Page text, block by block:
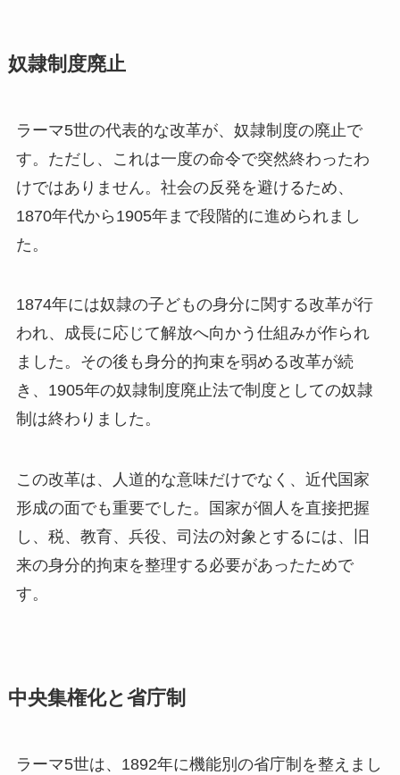
奴隷制度廃止
ラーマ5世の代表的な改革が、奴隷制度の廃止で
す。ただし、これは一度の命令で突然終わったわ
けではありません。社会の反発を避けるため、
1870年代から1905年まで段階的に進められまし
た。
1874年には奴隷の子どもの身分に関する改革が行
われ、成長に応じて解放へ向かう仕組みが作られ
ました。その後も身分的拘束を弱める改革が続
き、1905年の奴隷制度廃止法で制度としての奴隷
制は終わりました。
この改革は、人道的な意味だけでなく、近代国家
形成の面でも重要でした。国家が個人を直接把握
し、税、教育、兵役、司法の対象とするには、旧
来の身分的拘束を整理する必要があったためで
す。
中央集権化と省庁制
ラーマ5世は、1892年に機能別の省庁制を整えまし